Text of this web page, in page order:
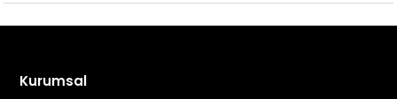
Kurumsal